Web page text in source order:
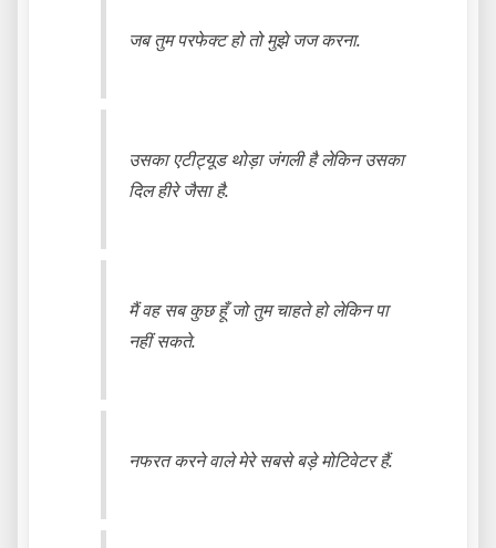
जब तुम परफेक्ट हो तो मुझे जज करना.
उसका एटीट्यूड थोड़ा जंगली है लेकिन उसका
दिल हीरे जैसा है.
मैं वह सब कुछ हूँ जो तुम चाहते हो लेकिन पा
नहीं सकते.
नफरत करने वाले मेरे सबसे बड़े मोटिवेटर हैं.